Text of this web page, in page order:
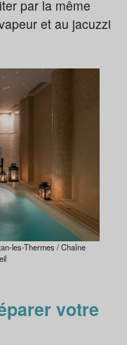
par la même
et au jacuzzi
les-Thermes / Chaîne
votre